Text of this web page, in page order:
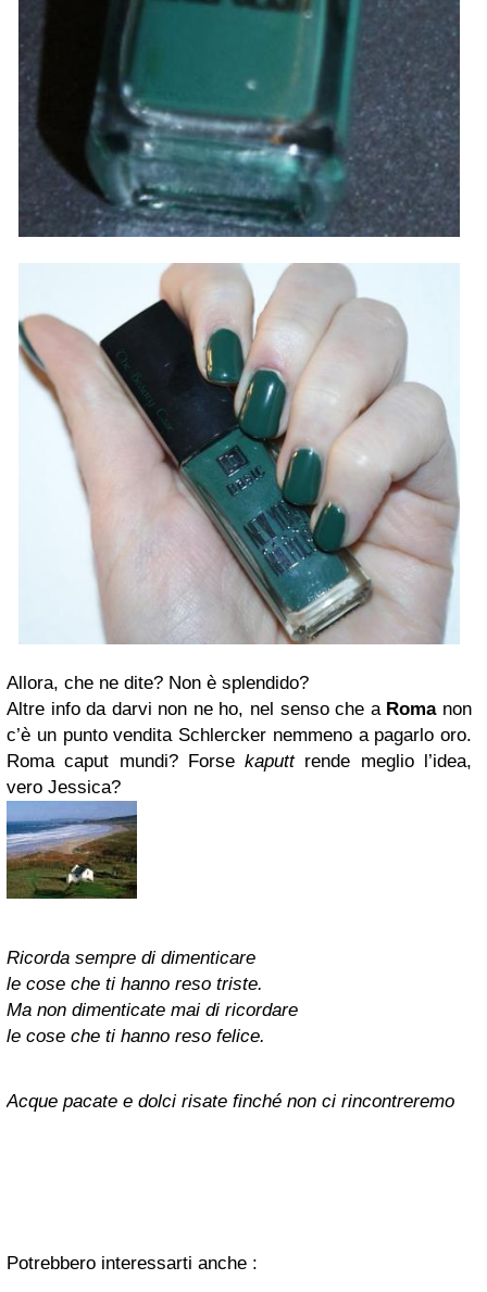
Allora, che ne dite? Non è splendido?
Altre info da darvi non ne ho, nel senso che a Romanon
c’è un punto vendita Schlercker nemmeno a pagarlo oro.
Roma caput mundi? Forsekaputtrende meglio l’idea,
vero Jessica?
Ricorda sempre di dimenticare
le cose che ti hanno reso triste.
Ma non dimenticate mai di ricordare
le cose che ti hanno reso felice.
Acque pacate e dolci risate finché non ci rincontreremo
Potrebbero interessarti anche :